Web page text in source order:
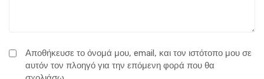
Αποθήκευσε το όνομά μου, email, και τον ιστότοπο μου σε
αυτόν τον πλοηγό για την επόμενη φορά που θα